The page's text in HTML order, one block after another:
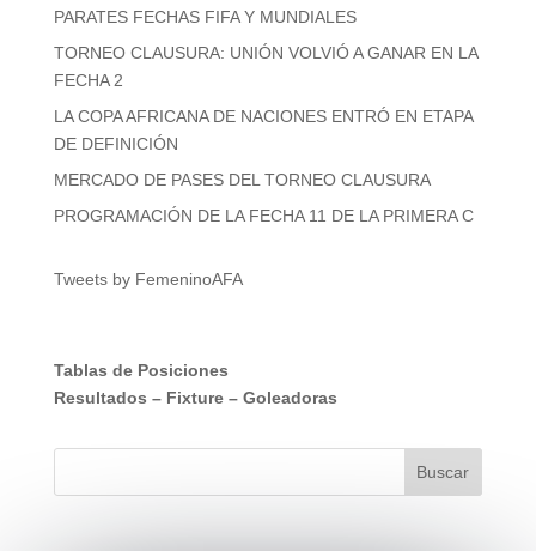
PARATES FECHAS FIFA Y MUNDIALES
TORNEO CLAUSURA: UNIÓN VOLVIÓ A GANAR EN LA
FECHA 2
LA COPA AFRICANA DE NACIONES ENTRÓ EN ETAPA
DE DEFINICIÓN
MERCADO DE PASES DEL TORNEO CLAUSURA
PROGRAMACIÓN DE LA FECHA 11 DE LA PRIMERA C
Tweets by FemeninoAFA
Tablas de Posiciones
Resultados – Fixture– Goleadoras